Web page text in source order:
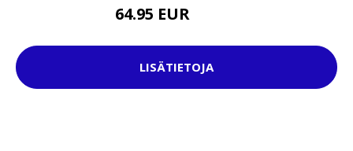
64.95 EUR
LISÄTIETOJA